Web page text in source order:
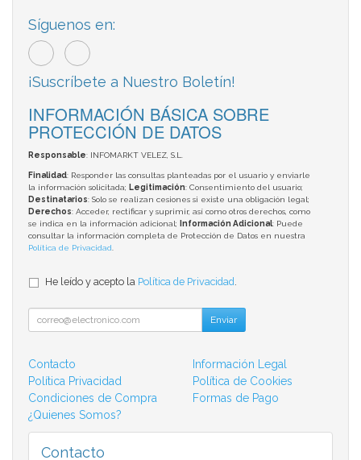
Síguenos en:
¡Suscríbete a Nuestro Boletín!
INFORMACIÓN BÁSICA SOBRE
PROTECCIÓN DE DATOS
Responsable: INFOMARKT VELEZ, S.L.
Finalidad: Responder las consultas planteadas por el usuario y enviarle
la información solicitada; Legitimación: Consentimiento del usuario;
Destinatarios: Solo se realizan cesiones si existe una obligación legal;
Derechos: Acceder, rectificar y suprimir, así como otros derechos, como
se indica en la información adicional;
Información Adicional: Puede
consultar la información completa de Protección de Datos en nuestra
Política de Privacidad
He leído y acepto la Política de Privacidad
Enviar
Contacto
Información Legal
Política Privacidad
Política de Cookies
Condiciones de Compra
Formas de Pago
¿Quienes Somos?
Contacto